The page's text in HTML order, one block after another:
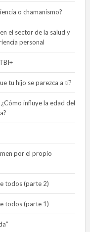
o chamanismo?
el sector de la salud y
personal
tu hijo se parezca a ti?
influye la edad del
por el propio
todos (parte 2)
todos (parte 1)